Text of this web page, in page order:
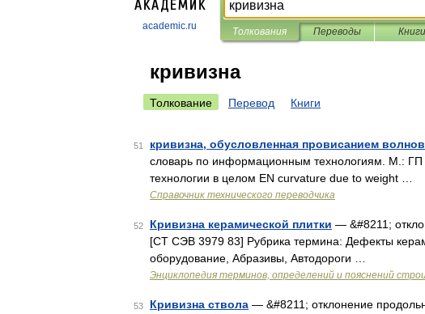
academic.ru Толкования Переводы Книги
кривизна
Толкование Перевод Книги
51 кривизна, обусловленная провисанием
словарь по информационным технологиям. М.:
технологии в целом EN curvature due to weight …
Справочник технического переводчика
52 Кривизна керамической плитки — &#8211;
[СТ СЭВ 3979 83] Рубрика термина: Дефекты
оборудование, Абразивы, Автодороги …
Энциклопедия терминов, определений и пояснений
53 Кривизна ствола — &#8211; отклонение